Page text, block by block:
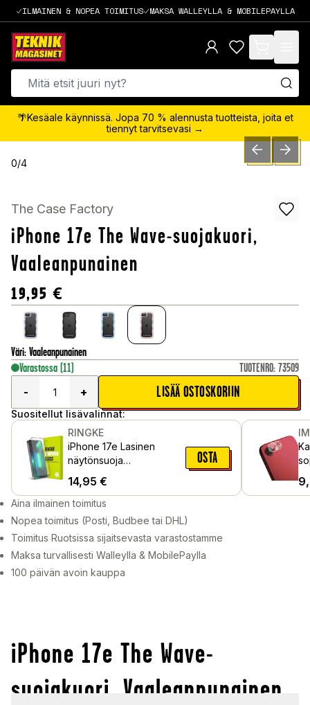
ILMAINEN & NOPEA TOIMITUS MAKSA WALLEYLLA & MOBILEPAYLLA
items in cart,
🌴Kesäale käynnissä. Jopa 70 % alennusta tuotteista, joita et
tiennyt tarvitsevasi →
0/4 PREVIOUSNEXT
The Case Factory
iPhone 17e The Wave-suojakuori,
Vaaleanpunainen
19,95 €
Väri: Vaaleanpunainen
Varastossa (11) TUOTENRO: 73509
-
+ LISÄÄ OSTOSKORIIN
Suositellut lisävalinnat:
RINGKE
iPhone 17e Lasinen
näytönsuoja
14,95 €
OSTA
Aina ilmainen toimitus
Nopea toimitus (Posti, Budbee tai DHL)
Toimitus Ruotsissa sijaitsevasta varastostamme
Maksa turvallisesti Walleylla & MobilePaylla
100 päivän avoin kauppa
iPhone 17e The Wave-
suojakuori, Vaaleanpunainen